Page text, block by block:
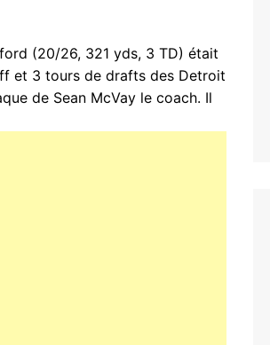
(20/26, 321 yds, 3 TD) était
et 3 tours de drafts des Detroit
de Sean McVay le coach. Il